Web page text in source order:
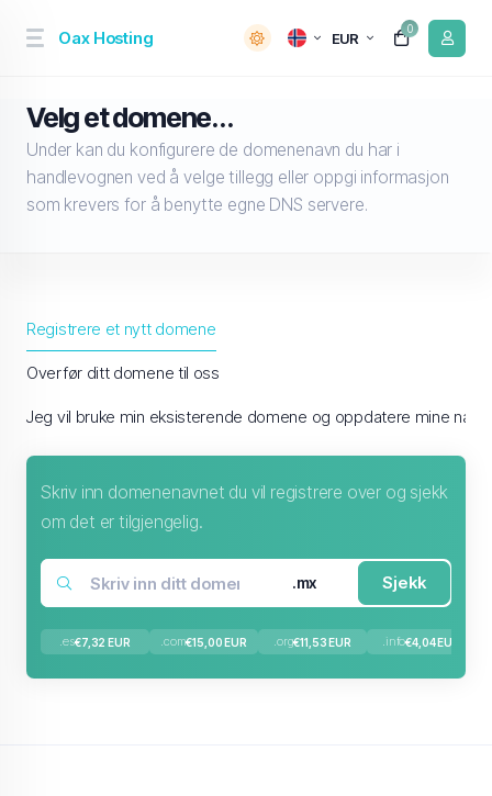
Oax Hosting EUR
0
Velg et domene...
Under kan du konfigurere de domenenavn du har i
handlevognen ved å velge tillegg eller oppgi informasjon
som krevers for å benytte egne DNS servere.
Registrere et nytt domene
Overfør ditt domene til oss
Jeg vil bruke min eksisterende domene og oppdatere mine
Skriv inn domenenavnet du vil registrere over og sjekk
om det er tilgjengelig.
.mx Sjekk
.es€7,32 EUR .com€15,00 EUR .org€11,53 EUR .info€4,04 EUR